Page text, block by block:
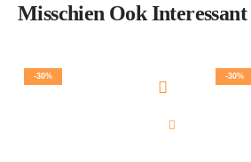
Misschien Ook
-30% -30%